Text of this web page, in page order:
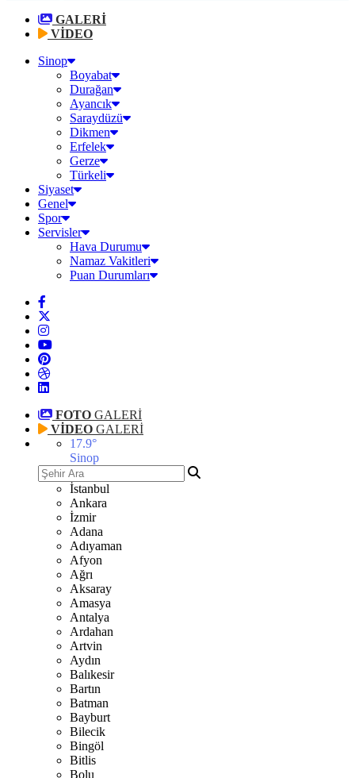
GALERİ
VİDEO
Sinop
Boyabat
Durağan
Ayancık
Saraydüzü
Dikmen
Erfelek
Gerze
Türkeli
Siyaset
Genel
Spor
Servisler
Hava Durumu
Namaz Vakitleri
Puan Durumları
FOTO GALERİ
VİDEO GALERİ
17.9°
Sinop
İstanbul
Ankara
İzmir
Adana
Adıyaman
Afyon
Ağrı
Aksaray
Amasya
Antalya
Ardahan
Artvin
Aydın
Balıkesir
Bartın
Batman
Bayburt
Bilecik
Bingöl
Bitlis
Bolu